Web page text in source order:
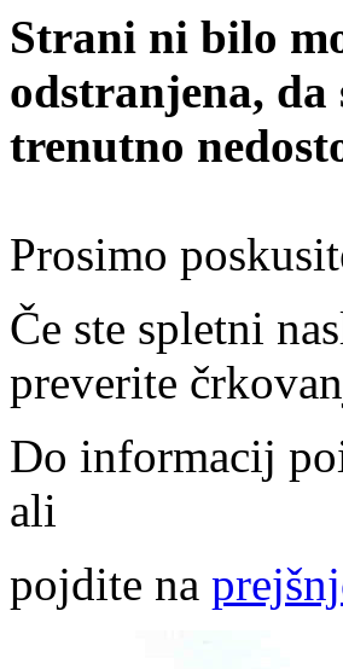
Strani ni bilo
odstranjena, da
trenutno
Prosimo
Če ste spletni
preverite
Do informacij
ali
pojdite na